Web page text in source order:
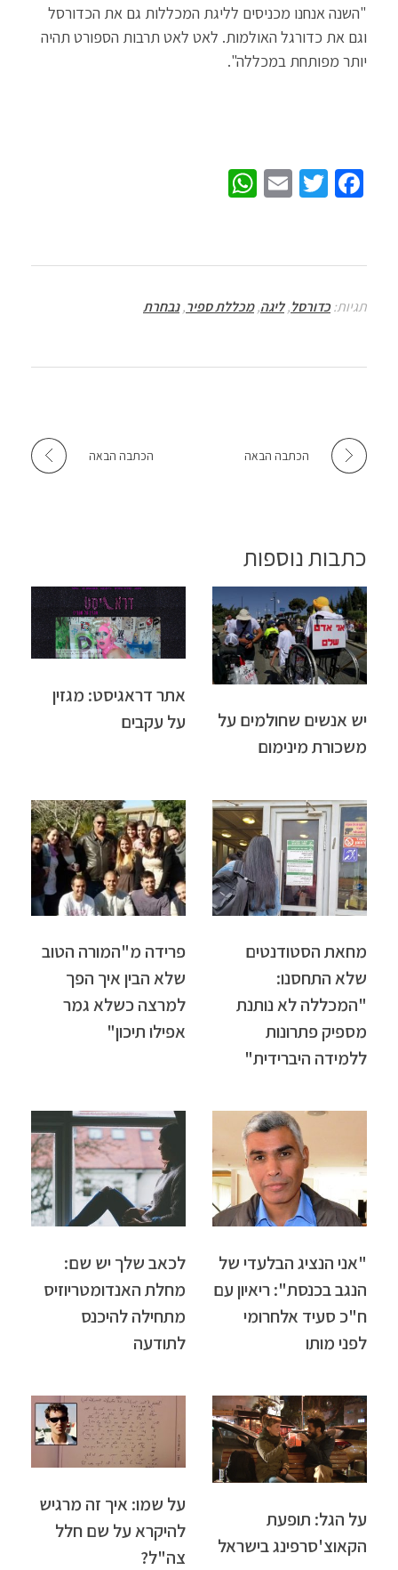
"השנה אנחנו מכניסים לליגת המכללות גם את הכדורסל
וגם את כדורגל האולמות. לאט לאט תרבות הספורט תהיה
יותר מפותחת במכללה".
Fa
o
o
k
T
er
E
sA
p
p
תגיות:כדורסל,ליגה,מכללת ספיר,נבחרת
הכתבה הבאה הכתבה הבאה
כתבות נוספות
יש אנשים שחולמים על
משכורת מינימום
אתר דראגיסט: מגזין
על עקבים
מחאת הסטודנטים
שלא התחסנו:
"המכללה לא נותנת
מספיק פתרונות
ללמידה היברידית"
פרידה מ"המורה הטוב
שלא הבין איך הפך
למרצה כשלא גמר
אפילו תיכון"
"אני הנציג הבלעדי של
הנגב בכנסת": ריאיון עם
ח"כ סעיד אלחרומי
לפני מותו
לכאב שלך יש שם:
מחלת האנדומטריוזיס
מתחילה להיכנס
לתודעה
על הגל: תופעת
הקאוצ'סרפינג בישראל
על שמו: איך זה מרגיש
להיקרא על שם חלל
צה"ל?